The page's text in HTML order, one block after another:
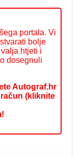
portala. Vi
bolje
htjeti i
dosegnuli
Autograf.hr
(kliknite